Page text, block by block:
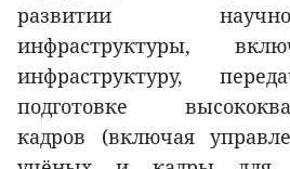
развитии научно-
инфраструктуры,
инфраструктуру,
подготовке
кадров (включая